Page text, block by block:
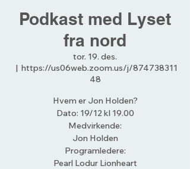
Podkast med Lyset
fra nord
tor. 19. des.
  |
https://us06web.zoom.us/j/874738311
48
Hvem er Jon Holden?
Dato: 19/12 kl 19.00
Medvirkende:
Jon Holden
Programledere:
Pearl Lodur Lionheart